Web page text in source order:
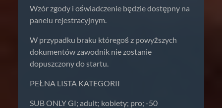
Wzór zgody i oświadczenie będzie dostępny na
panelu rejestracyjnym.
W przypadku braku któregoś z powyższych
dokumentów zawodnik nie zostanie
dopuszczony do startu.
PEŁNA LISTA KATEGORII
SUB ONLY GI; adult; kobiety; pro; -50